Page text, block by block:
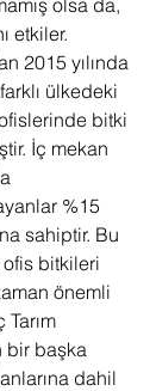
etkiler.
2015 yılında
ülkedeki
bitki
İç mekan
%15
sahiptir. Bu
ofis bitkileri
önemli
Tarım
bir başka
dahil